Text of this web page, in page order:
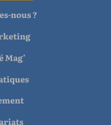
nous ?
Mag’